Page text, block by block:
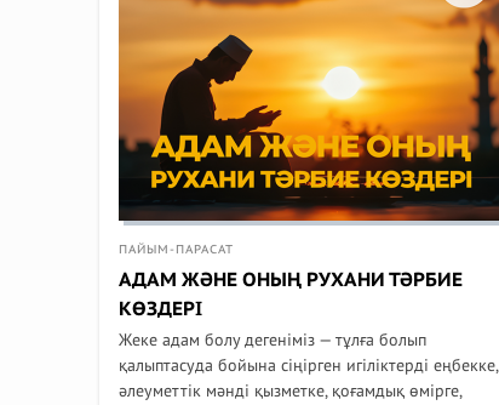
ПАЙЫМ-ПАРАСАТ
АДАМ ЖӘНЕ ОНЫҢ РУХАНИ ТӘРБИЕ
КӨЗДЕРІ
Жеке адам болу дегеніміз — тұлға болып
қалыптасуда бойына сіңірген игіліктерді еңбекке,
әлеуметтік мәнді қызметке, қоғамдық өмірге,